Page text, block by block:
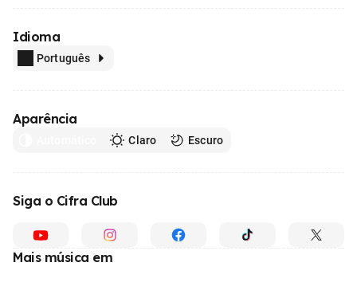
Idioma
Português
Aparência
Claro Escuro
Siga o Cifra Club
Mais música em